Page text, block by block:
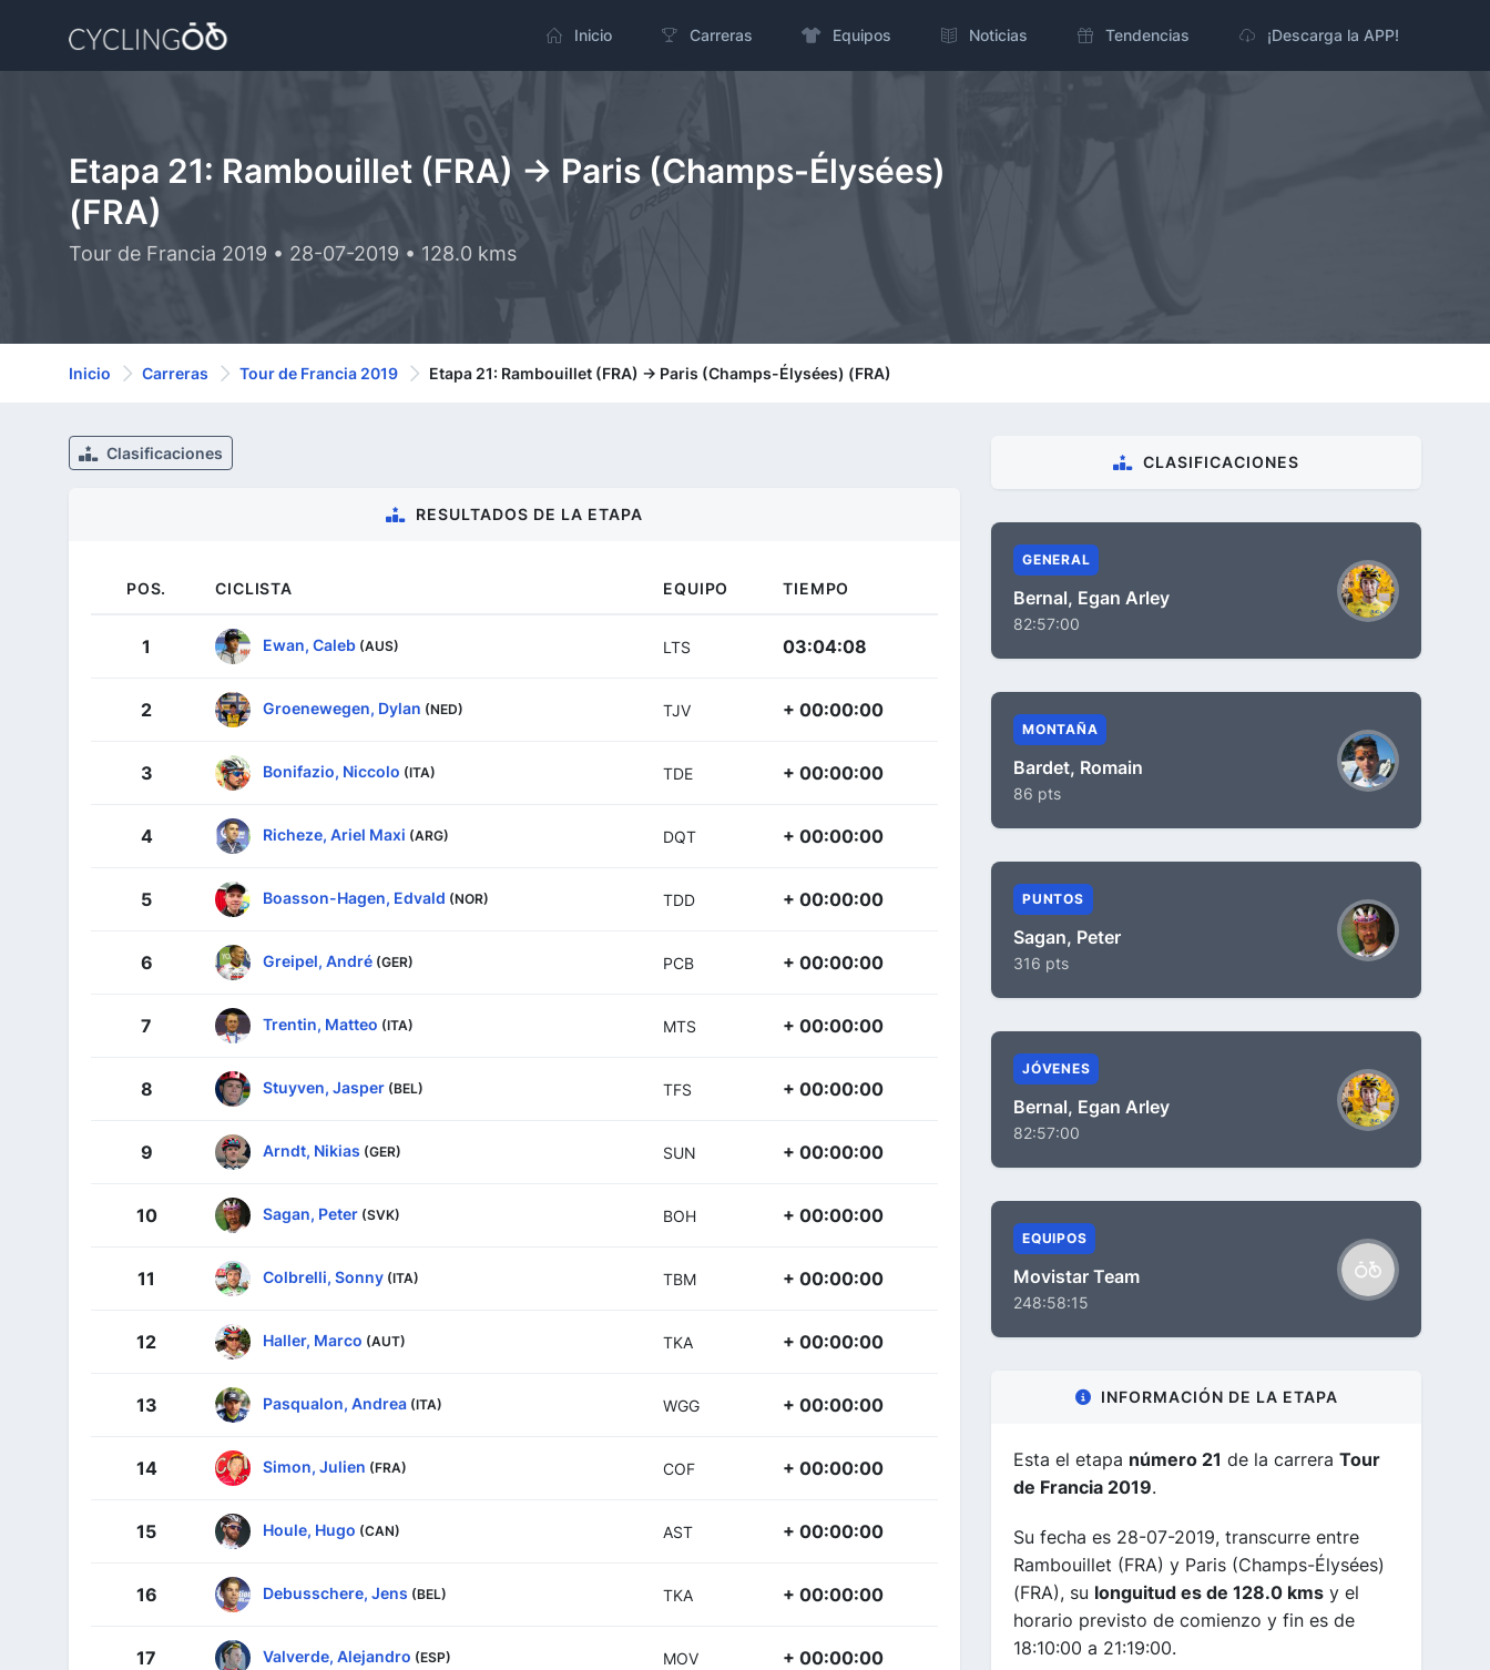
Inicio Carreras Equipos Noticias Tendencias ¡Descarga la APP!
Etapa 21: Rambouillet (FRA) -> Paris (Champs-Élysées)
(FRA)
Tour de Francia 2019 • 28-07-2019 • 128.0 kms
Inicio Carreras Tour de Francia 2019 Etapa 21: Rambouillet (FRA) -> Paris (Champs-Élysées) (FRA)
Clasificaciones
RESULTADOS DE LA ETAPA
POS. CICLISTA EQUIPO TIEMPO
1 Ewan, Caleb (AUS) LTS 03:04:08
2 Groenewegen, Dylan (NED) TJV + 00:00:00
3 Bonifazio, Niccolo (ITA) TDE + 00:00:00
4 Richeze, Ariel Maxi (ARG) DQT + 00:00:00
5 Boasson-Hagen, Edvald (NOR) TDD + 00:00:00
6 Greipel, André (GER) PCB + 00:00:00
7 Trentin, Matteo (ITA) MTS + 00:00:00
8 Stuyven, Jasper (BEL) TFS + 00:00:00
9 Arndt, Nikias (GER) SUN + 00:00:00
10 Sagan, Peter (SVK) BOH + 00:00:00
11 Colbrelli, Sonny (ITA) TBM + 00:00:00
12 Haller, Marco (AUT) TKA + 00:00:00
13 Pasqualon, Andrea (ITA) WGG + 00:00:00
14 Simon, Julien (FRA) COF + 00:00:00
15 Houle, Hugo (CAN) AST + 00:00:00
16 Debusschere, Jens (BEL) TKA + 00:00:00
17 Valverde, Alejandro (ESP) MOV + 00:00:00
CLASIFICACIONES
GENERAL
Bernal, Egan Arley
82:57:00
MONTAÑA
Bardet, Romain
86 pts
PUNTOS
Sagan, Peter
316 pts
JÓVENES
Bernal, Egan Arley
82:57:00
EQUIPOS
Movistar Team
248:58:15
INFORMACIÓN DE LA ETAPA
Esta el etapa número 21 de la carrera Tour
de Francia 2019.
Su fecha es 28-07-2019, transcurre entre
Rambouillet (FRA) y Paris (Champs-Élysées)
(FRA), su longuitud es de 128.0 kms y el
horario previsto de comienzo y fin es de
18:10:00 a 21:19:00.